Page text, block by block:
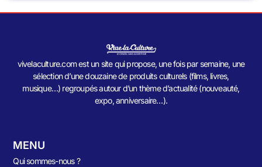
vivelaculture.com est un site qui propose, une fois par semaine, une
sélection d’une douzaine de produits culturels (films, livres,
musique…) regroupés autour d’un thème d’actualité (nouveauté,
expo, anniversaire…).
MENU
Qui sommes-nous ?